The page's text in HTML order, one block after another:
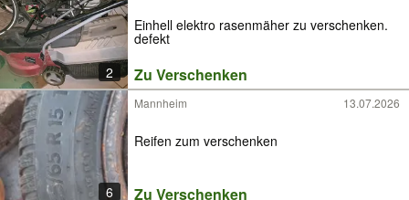
2
Einhell elektro rasenmäher zu verschenken.
defekt
Zu Verschenken
6
Mannheim 13.07.2026
Reifen zum verschenken
Zu Verschenken